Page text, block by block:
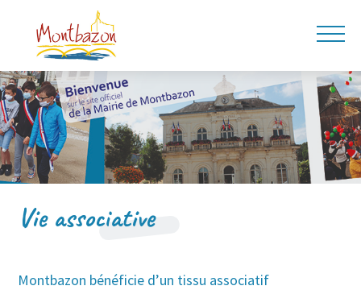
Vie associative
Montbazon bénéficie d’un tissu associatif